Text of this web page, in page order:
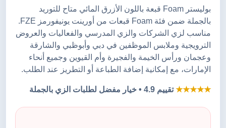
بوليستر Foam قبعة باللون الأزرق المائي متاح للتوريد
بالجملة ضمن فئة Foam قبعات من أورينت يونيفورمز FZE.
مناسب لزي الشركات والزي المدرسي والفعاليات والعروض
الترويجية وملابس الموظفين في دبي وأبوظبي والشارقة
وعجمان ورأس الخيمة والفجيرة وأم القيوين وجميع أنحاء
الإمارات، مع إمكانية إضافة الطباعة أو التطريز عند الطلب.
★★★★★تقييم 4.9 • خيار مفضل لطلبات الزي بالجملة